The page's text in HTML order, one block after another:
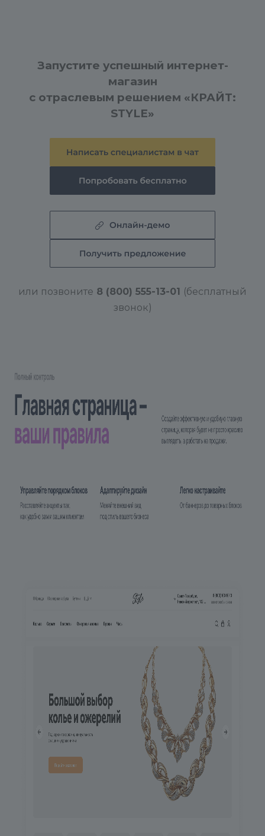
Запустите успешный интернет-
магазин
с отраслевым решением «КРАЙТ:
STYLE»
или позвоните 8 (800) 555-13-01 (бесплатный
звонок)